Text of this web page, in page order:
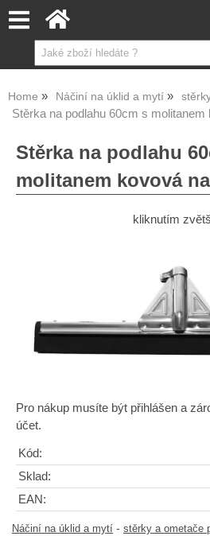
Home Náčiní na úklid a mytí
Stěrka na podlahu 60cm s
Stěrka na podlahu
molitanem kovová
kliknutím
Pro nákup musíte být přihlášen a
účet.
Kód:
Sklad:
EAN:
Náčiní na úklid a mytí - stěrky a ometače